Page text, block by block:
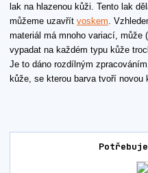
lak na hlazenou kůži. Tento lak
můžeme uzavřít voskem .
materiál má mnoho variací,
vypadat na každém typu kůže
Je to dáno rozdílným
kůže, se kterou barva tvoří novou